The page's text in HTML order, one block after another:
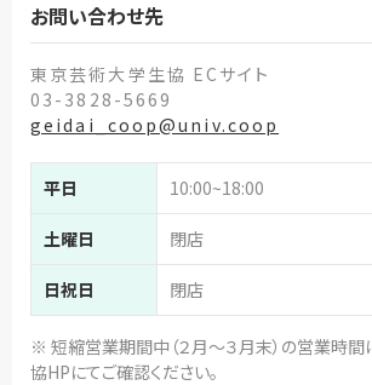
お問い合わせ先
東京芸術大学生協 ECサイト
03-3828-5669
geidai_coop@univ.coop
平日 10:00~18:00
土曜日 閉店
日祝日 閉店
※ 短縮営業期間中（２月～３月末）の営業時
協HPにてご確認ください。